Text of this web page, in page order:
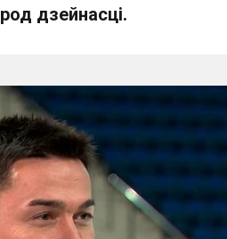
дзейнасці.